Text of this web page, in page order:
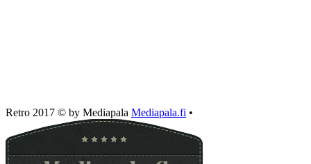
Retro 2017 © by Mediapala Mediapala.fi •